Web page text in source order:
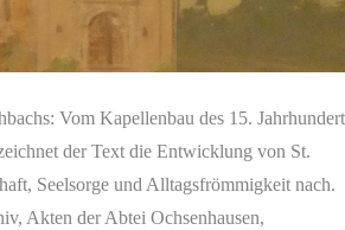
Vom Kapellenbau des 15.
der Text die Entwicklung von St.
Seelsorge und Alltagsfrömmigkeit nach.
Akten der Abtei Ochsenhausen,